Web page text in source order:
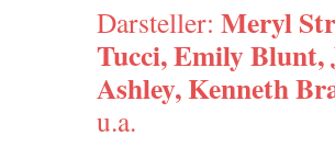
Darsteller: Meryl
Tucci, Emily Blunt,
Ashley, Kenneth
u.a.